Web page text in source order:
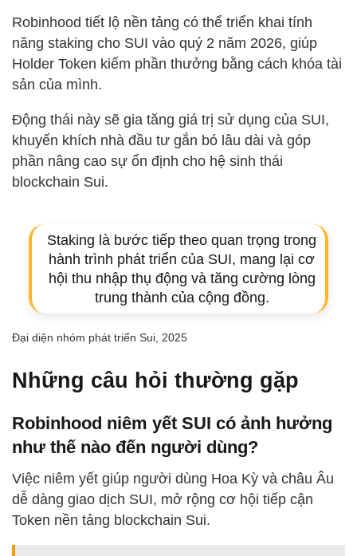
Robinhood tiết lộ nền tảng có thể triển khai tính
năng staking cho SUI vào quý 2 năm 2026, giúp
Holder Token kiếm phần thưởng bằng cách khóa tài
sản của mình.
Động thái này sẽ gia tăng giá trị sử dụng của SUI,
khuyến khích nhà đầu tư gắn bó lâu dài và góp
phần nâng cao sự ổn định cho hệ sinh thái
blockchain Sui.
Staking là bước tiếp theo quan trọng trong
hành trình phát triển của SUI, mang lại cơ
hội thu nhập thụ động và tăng cường lòng
trung thành của cộng đồng.
Đại diện nhóm phát triển Sui, 2025
Những câu hỏi thường gặp
Robinhood niêm yết SUI có ảnh hưởng
như thế nào đến người dùng?
Việc niêm yết giúp người dùng Hoa Kỳ và châu Âu
dễ dàng giao dịch SUI, mở rộng cơ hội tiếp cận
Token nền tảng blockchain Sui.